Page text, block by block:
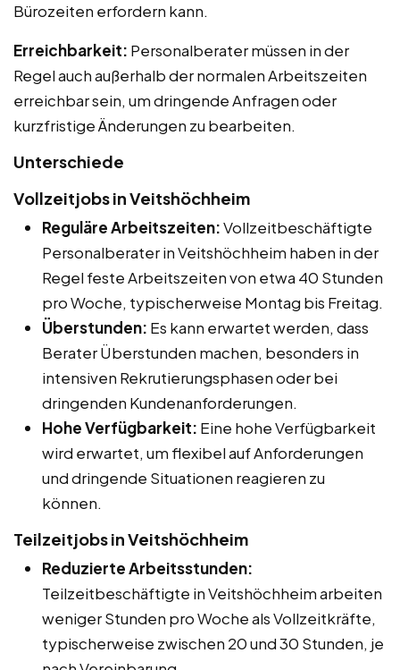
Bürozeiten erfordern kann.
Erreichbarkeit: Personalberater müssen in der
Regel auch außerhalb der normalen Arbeitszeiten
erreichbar sein, um dringende Anfragen oder
kurzfristige Änderungen zu bearbeiten.
Unterschiede
Vollzeitjobs in Veitshöchheim
Reguläre Arbeitszeiten:Vollzeitbeschäftigte
Personalberater in Veitshöchheim haben in der
Regel feste Arbeitszeiten von etwa 40 Stunden
pro Woche, typischerweise Montag bis Freitag.
Überstunden: Es kann erwartet werden, dass
Berater Überstunden machen, besonders in
intensiven Rekrutierungsphasen oder bei
dringenden Kundenanforderungen.
Hohe Verfügbarkeit: Eine hohe Verfügbarkeit
wird erwartet, um flexibel auf Anforderungen
und dringende Situationen reagieren zu
können.
Teilzeitjobs in Veitshöchheim
Reduzierte Arbeitsstunden:
Teilzeitbeschäftigte in Veitshöchheim arbeiten
weniger Stunden pro Woche als Vollzeitkräfte,
typischerweise zwischen 20 und 30 Stunden, je